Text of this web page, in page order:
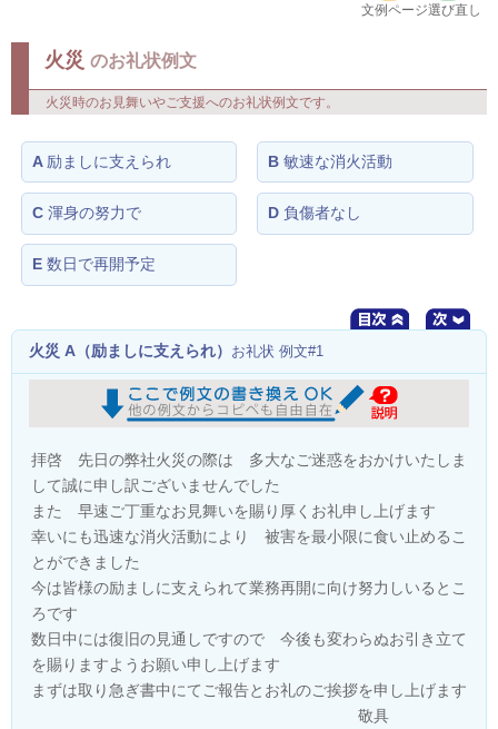
文例ページ選び直し
火災 のお礼状例文
火災時のお見舞いやご支援へのお礼状例文です。
A 励ましに支えられ B 敏速な消火活動
C 渾身の努力で D 負傷者なし
E 数日で再開予定
火災 A（励ましに支えられ） お礼状 例文#1